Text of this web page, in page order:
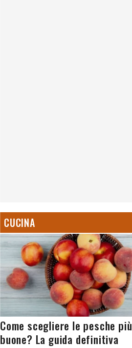
CUCINA
Come scegliere le pesche più
buone? La guida definitiva